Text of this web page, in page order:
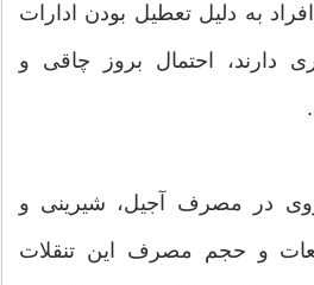
به دلیل تعطیل بودن ادارات
دارند، احتمال بروز چاقی و
روی در مصرف آجیل، شیرینی و
و حجم مصرف این تنقلات